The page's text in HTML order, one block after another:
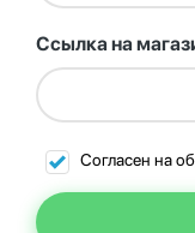
Ссылка на
Согласен на